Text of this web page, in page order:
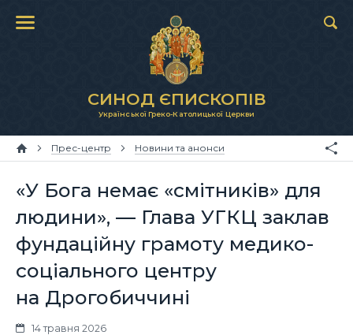
СИНОД ЄПИСКОПІВ
Української Греко-Католицької Церкви
Прес-центр Новини та анонси
«У Бога немає «смітників» для
людини», — Глава УГКЦ заклав
фундаційну грамоту медико-
соціального центру
на Дрогобиччині
14 травня 2026